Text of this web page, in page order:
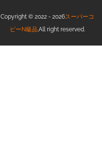
Copyright © 2022 - 2026スーパーコ
ピーN級品.All right reserved.